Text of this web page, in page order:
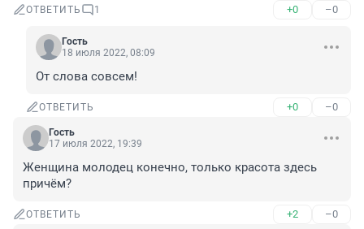
ОТВЕТИТЬ 1 +0 –0
Гость
18 июля 2022, 08:09
От слова совсем!
ОТВЕТИТЬ +0 –0
Гость
17 июля 2022, 19:39
Женщина молодец конечно, только красота здесь
причём?
ОТВЕТИТЬ +2 –0